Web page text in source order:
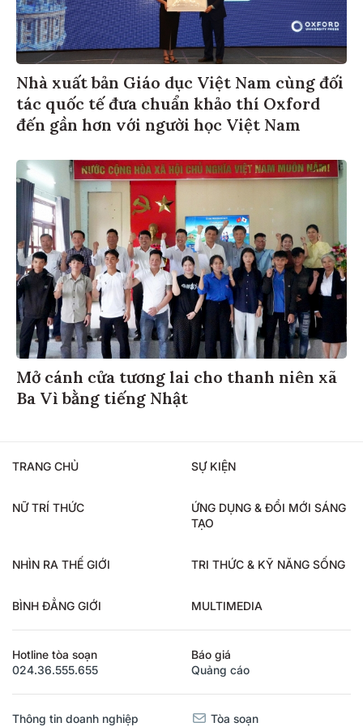
Nhà xuất bản Giáo dục Việt Nam cùng đối
tác quốc tế đưa chuẩn khảo thí Oxford
đến gần hơn với người học Việt Nam
Mở cánh cửa tương lai cho thanh niên xã
Ba Vì bằng tiếng Nhật
TRANG CHỦ SỰ KIỆN
NỮ TRÍ THỨC
ỨNG DỤNG & ĐỔI MỚI SÁNG
TẠO
NHÌN RA THẾ GIỚI TRI THỨC & KỸ NĂNG SỐNG
BÌNH ĐẲNG GIỚI MULTIMEDIA
Hotline tòa soạn
024.36.555.655
Báo giá
Quảng cáo
Thông tin doanh nghiệp Tòa soạn